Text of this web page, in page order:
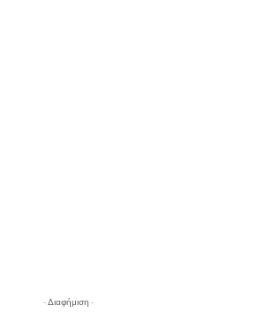
- Διαφήμιση -